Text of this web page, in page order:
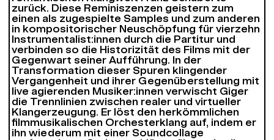
zurück. Diese Reminiszenzen geistern zum
einen als zugespielte Samples und zum anderen
in kompositorischer Neuschöpfung für vierzehn
Instrumentalist:innen durch die Partitur und
verbinden so die Historizität des Films mit der
Gegenwart seiner Aufführung. In der
Transformation dieser Spuren klingender
Vergangenheit und ihrer Gegenüberstellung mit
live agierenden Musiker:innen verwischt Giger
die Trennlinien zwischen realer und virtueller
Klangerzeugung. Er löst den herkömmlichen
filmmusikalischen Orchesterklang auf, indem er
ihn wiederum mit einer Soundcollage